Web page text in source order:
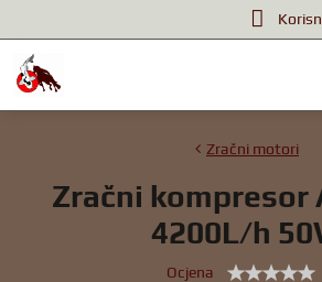
Zračni motori
Zračni kompresor
4200L/h
Ocjena